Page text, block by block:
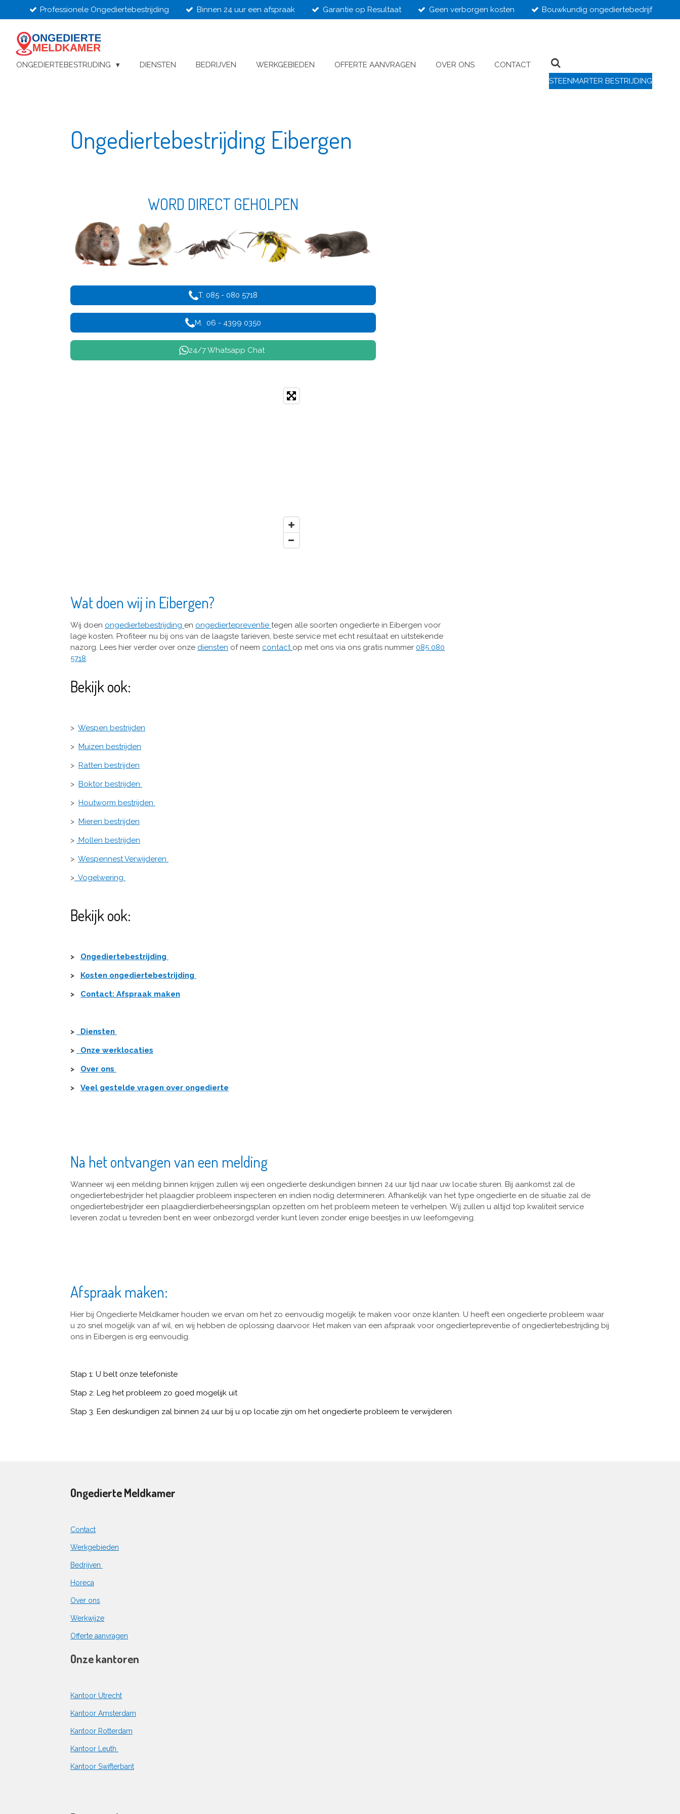
direct
naar
hoofdinhoud
Professionele Ongediertebestrijding Binnen 24 uur een afspraak Garantie op Resultaat Geen verborgen kosten Bouwkundig ongediertebedrijf
ONGEDIERTEBESTRIJDING DIENSTEN BEDRIJVEN WERKGEBIEDEN OFFERTE AANVRAGEN OVER ONS
CONTACT
STEENMARTER BESTRIJDING
Ongediertebestrijding Eibergen
WORD DIRECT GEHOLPEN
T. 085 - 080 5718
M. 06 - 4399 0350
24/7 Whatsapp Chat
Wat doen wij in Eibergen?
Wij doen ongediertebestrijding en ongediertepreventie tegen alle soorten ongedierte in Eibergen voor
lage kosten. Profiteer nu bij ons van de laagste tarieven, beste service met echt resultaat en uitstekende
nazorg. Lees hier verder over onze diensten of neem contact op met ons via ons gratis nummer 085 080
5718.
Bekijk ook:
> Wespen bestrijden
> Muizen bestrijden
> Ratten bestrijden
> Boktor bestrijden
> Houtworm bestrijden
> Mieren bestrijden
> Mollen bestrijden
> Wespennest Verwijderen
> Vogelwering
Bekijk ook:
> Ongediertebestrijding
> Kosten ongediertebestrijding
> Contact: Afspraak maken
> Diensten
> Onze werklocaties
> Over ons
> Veel gestelde vragen over ongedierte
Na het ontvangen van een melding
Wanneer wij een melding binnen krijgen zullen wij een ongedierte deskundigen binnen 24 uur tijd naar uw locatie sturen. Bij aankomst zal de
ongediertebestrijder het plaagdier probleem inspecteren en indien nodig determineren. Afhankelijk van het type ongedierte en de situatie zal de
ongediertebestrijder een plaagdierdierbeheersingsplan opzetten om het probleem meteen te verhelpen. Wij zullen u altijd top kwaliteit service
leveren zodat u tevreden bent en weer onbezorgd verder kunt leven zonder enige beestjes in uw leefomgeving.
Afspraak maken:
Hier bij Ongedierte Meldkamer houden we ervan om het zo eenvoudig mogelijk te maken voor onze klanten. U heeft een ongedierte probleem waar
u zo snel mogelijk van af wil, en wij hebben de oplossing daarvoor. Het maken van een afspraak voor ongediertepreventie of ongediertebestrijding bij
ons in Eibergen is erg eenvoudig.
Stap 1: U belt onze telefoniste
Stap 2: Leg het probleem zo goed mogelijk uit
Stap 3. Een deskundigen zal binnen 24 uur bij u op locatie zijn om het ongedierte probleem te verwijderen
Ongedierte Meldkamer
Contact
Werkgebieden
Bedrijven
Horeca
Over ons
Werkwijze
Offerte aanvragen
Onze kantoren
Kantoor Utrecht
Kantoor Amsterdam
Kantoor Rotterdam
Kantoor Leuth
Kantoor Swifterbant